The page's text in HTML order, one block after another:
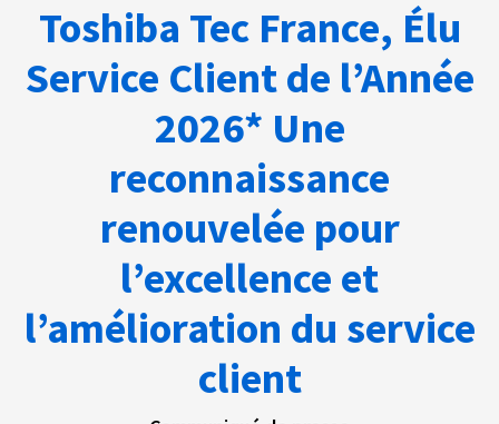
Toshiba Tec France, Élu
Service Client de l’Année
2026* Une
reconnaissance
renouvelée pour
l’excellence et
l’amélioration du service
client